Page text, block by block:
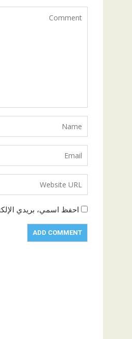
احفظ اسمي، بريدي